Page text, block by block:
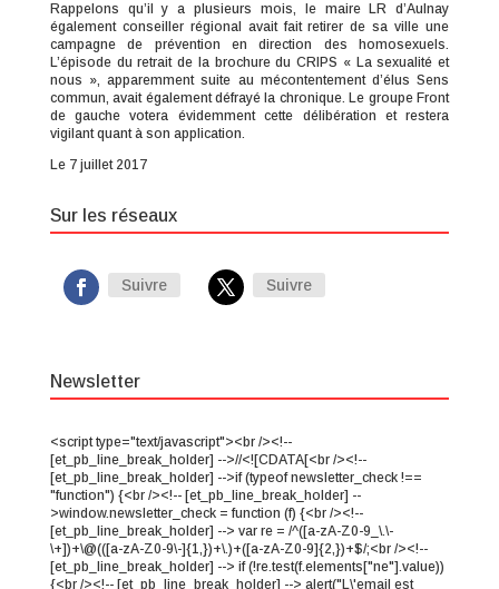
Rappelons qu’il y a plusieurs mois, le maire LR d’Aulnay
également conseiller régional avait fait retirer de sa ville une
campagne de prévention en direction des homosexuels.
L’épisode du retrait de la brochure du CRIPS « La sexualité et
nous », apparemment suite au mécontentement d’élus Sens
commun, avait également défrayé la chronique. Le groupe Front
de gauche votera évidemment cette délibération et restera
vigilant quant à son application.
Le 7 juillet 2017
Sur les réseaux
Suivre Suivre
Newsletter
<script type="text/javascript"><br /><!--
[et_pb_line_break_holder] -->//<![CDATA[<br /><!--
[et_pb_line_break_holder] -->if (typeof newsletter_check !==
"function") {<br /><!-- [et_pb_line_break_holder] --
>window.newsletter_check = function (f) {<br /><!--
[et_pb_line_break_holder] --> var re = /^([a-zA-Z0-9_\.\-
\+])+\@(([a-zA-Z0-9\-]{1,})+\.)+([a-zA-Z0-9]{2,})+$/;<br /><!--
[et_pb_line_break_holder] --> if (!re.test(f.elements["ne"].value))
{<br /><!-- [et_pb_line_break_holder] --> alert("L\'email est